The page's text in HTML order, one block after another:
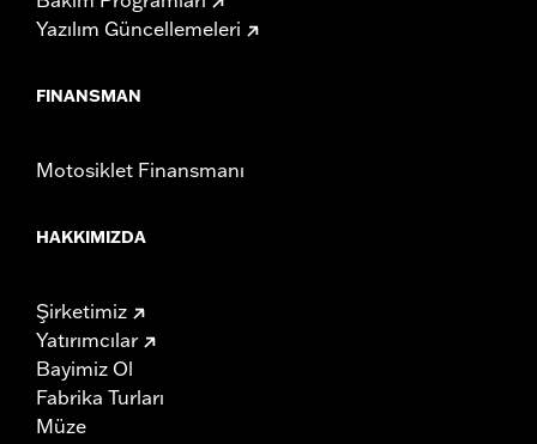
Yazılım Güncellemeleri
FINANSMAN
Motosiklet Finansmanı
HAKKIMIZDA
Şirketimiz
Yatırımcılar
Bayimiz Ol
Fabrika Turları
Müze